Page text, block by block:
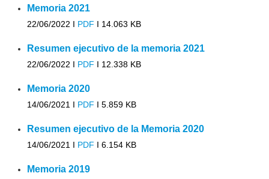
Memoria 2021
22/06/2022 I PDF I 14.063 KB
Resumen ejecutivo de la memoria 2021
22/06/2022 I PDF I 12.338 KB
Memoria 2020
14/06/2021 I PDF I 5.859 KB
Resumen ejecutivo de la Memoria 2020
14/06/2021 I PDF I 6.154 KB
Memoria 2019